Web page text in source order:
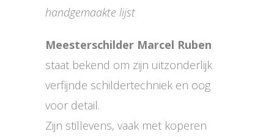
handgemaakte lijst
Meesterschilder Marcel Ruben
staat bekend om zijn uitzonderlijk
verfijnde schildertechniek en oog
voor detail.
Zijn stillevens, vaak met koperen